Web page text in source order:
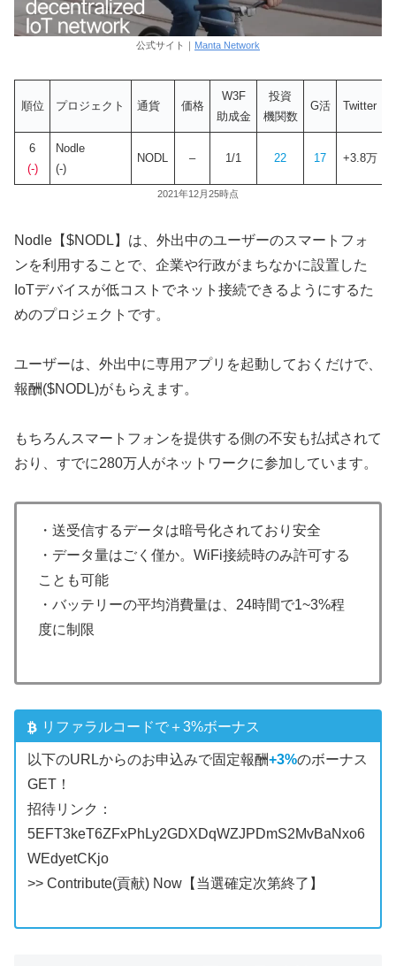
公式サイト｜ Manta Network
順位 プロジェクト 通貨 価格
W3F
助成金
投資
機関数
G活 Twitter
6
(-)
Nodle
(-)
NODL – 1/1 22 17 +3.8万
2021年12月25時点
Nodle【$NODL】は、外出中のユーザーのスマートフォ
ンを利用することで、企業や行政がまちなかに設置した
IoTデバイスが低コストでネット接続できるようにするた
めのプロジェクトです。
ユーザーは、外出中に専用アプリを起動しておくだけで、
報酬($NODL)がもらえます。
もちろんスマートフォンを提供する側の不安も払拭されて
おり、すでに280万人がネットワークに参加しています。
・送受信するデータは暗号化されており安全
・データ量はごく僅か。WiFi接続時のみ許可する
ことも可能
・バッテリーの平均消費量は、24時間で1~3%程
度に制限
リファラルコードで＋3%ボーナス
以下のURLからのお申込みで固定報酬+3%のボーナス
GET！
招待リンク：
5EFT3keT6ZFxPhLy2GDXDqWZJPDmS2MvBaNxo6
WEdyetCKjo
>> Contribute(貢献) Now【当選確定次第終了】